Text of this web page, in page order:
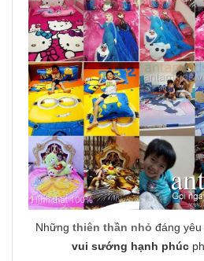
Những thiên thần nhỏ đáng
vui sướng hạnh phúc